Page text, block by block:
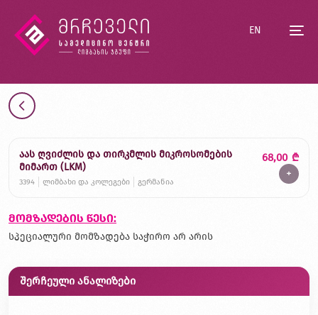
EN
აას ღვიძლის და თირკმლის მიკროსომების
მიმართ (LKM)
3394 ლიმბახი და კოლეგები გერმანია
68,00 ₾
+
მომზადების წესი:
სპეციალური მომზადება საჭირო არ არის
შერჩეული ანალიზები